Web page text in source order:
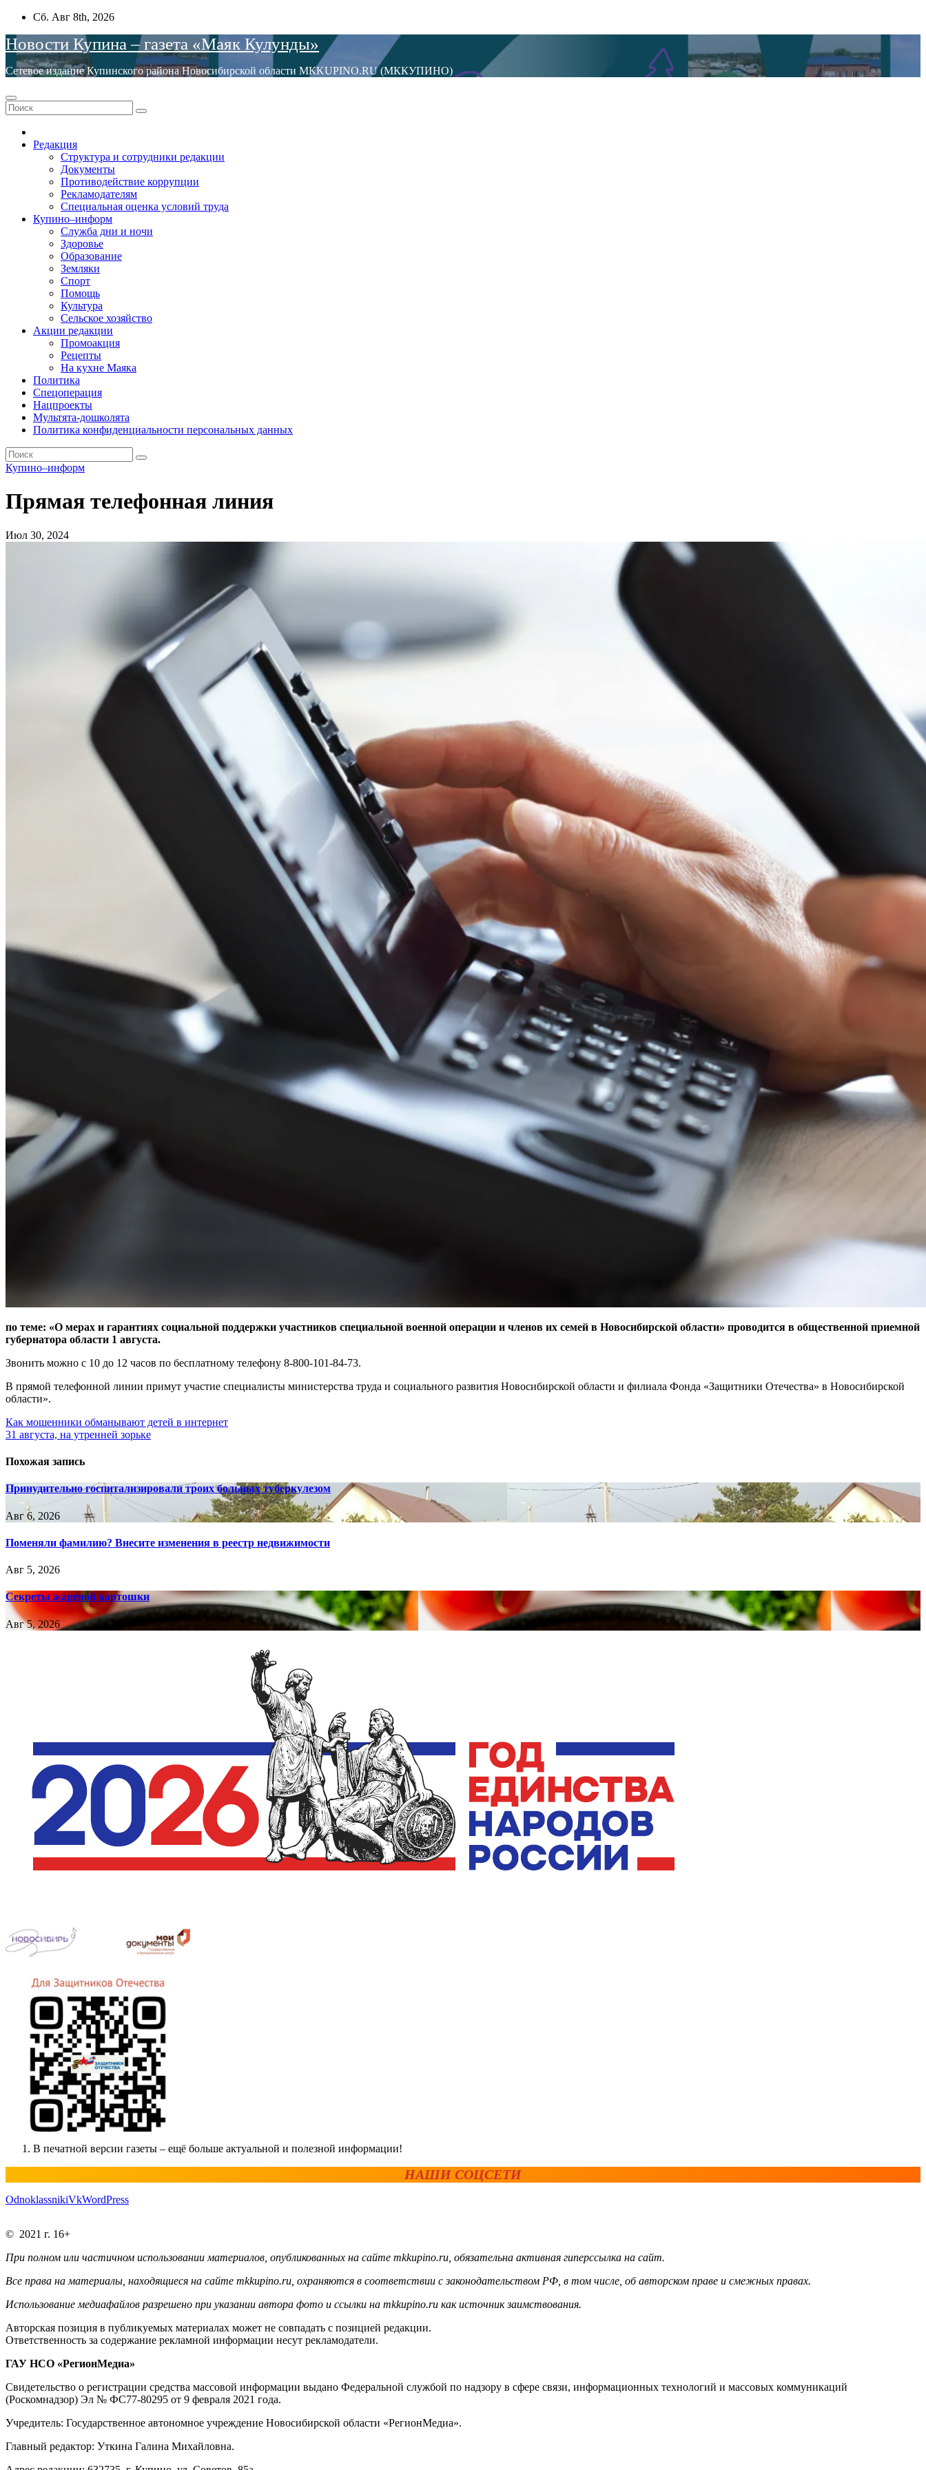
Перейти
содержимому
Сб. Авг 8th, 2026
Новости Купина – газета «Маяк Кулунды»
Сетевое издание Купинского района Новосибирской области МКKUPINO.RU (МККУПИНО)
Редакция
Структура и сотрудники редакции
Документы
Противодействие коррупции
Рекламодателям
Специальная оценка условий труда
Купино–информ
Служба дни и ночи
Здоровье
Образование
Земляки
Спорт
Помощь
Культура
Сельское хозяйство
Акции редакции
Промоакция
Рецепты
На кухне Маяка
Политика
Спецоперация
Нацпроекты
Мультята-дошколята
Политика конфиденциальности персональных данных
Купино–информ
Прямая телефонная линия
Июл 30, 2024
по теме: «О мерах и гарантиях социальной поддержки участников специальной военной операции и членов их семей в Новосибирской области» проводится в общественной приемной
губернатора области 1 августа.
Звонить можно с 10 до 12 часов по бесплатному телефону 8-800-101-84-73.
В прямой телефонной линии примут участие специалисты министерства труда и социального развития Новосибирской области и филиала Фонда «Защитники Отечества» в Новосибирской
области».
Навигация
по
записям
Как мошенники обманывают детей в интернет
31 августа, на утренней зорьке
Похожая запись
Принудительно госпитализировали троих больных туберкулезом
Авг 6, 2026
Поменяли фамилию? Внесите изменения в реестр недвижимости
Авг 5, 2026
Секреты жареной картошки
Авг 5, 2026
В печатной версии газеты – ещё больше актуальной и полезной информации!
НАШИ СОЦСЕТИ
OdnoklassnikiVkWordPress
© 2021 г. 16+
При полном или частичном использовании материалов, опубликованных на сайте mkkupino.ru, обязательна активная гиперссылка на сайт.
Все права на материалы, находящиеся на сайте mkkupino.ru, охраняются в соответствии с законодательством РФ, в том числе, об авторском праве и смежных правах.
Использование медиафайлов разрешено при указании автора фото и ссылки на mkkupino.ru как источник заимствования.
Авторская позиция в публикуемых материалах может не совпадать с позицией редакции.
Ответственность за содержание рекламной информации несут рекламодатели.
ГАУ НСО «РегионМедиа»
Свидетельство о регистрации средства массовой информации выдано Федеральной службой по надзору в сфере связи, информационных технологий и массовых коммуникаций
(Роскомнадзор) Эл № ФС77-80295 от 9 февраля 2021 года.
Учредитель: Государственное автономное учреждение Новосибирской области «РегионМедиа».
Главный редактор: Уткина Галина Михайловна.